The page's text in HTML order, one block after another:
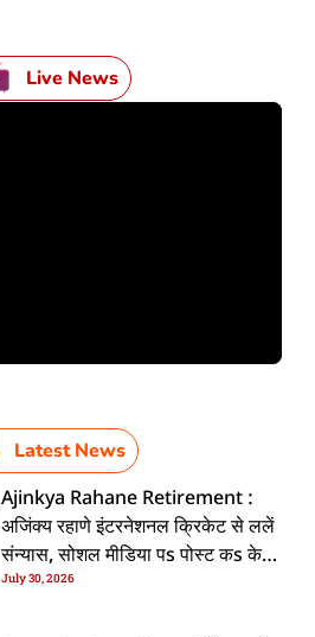
Live News
Latest News
Ajinkya Rahane Retirement :
अजिंक्य रहाणे इंटरनेशनल क्रिकेट से ललें
संन्यास, सोशल मीडिया पs पोस्ट कs के
कइलें एलान
July 30, 2026